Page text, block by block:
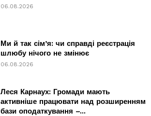
06.08.2026
Ми й так сім’я: чи справді реєстрація
шлюбу нічого не змінює
06.08.2026
Леся Карнаух: Громади мають
активніше працювати над розширенням
бази оподаткування –...